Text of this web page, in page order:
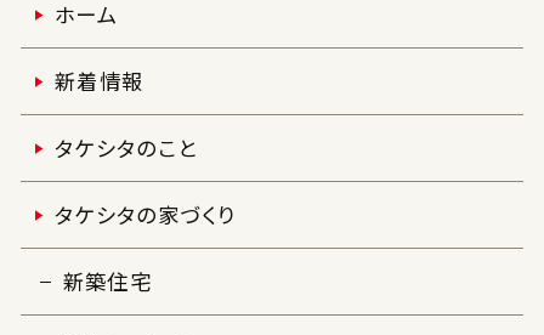
ホーム
新着情報
タケシタのこと
タケシタの家づくり
新築住宅